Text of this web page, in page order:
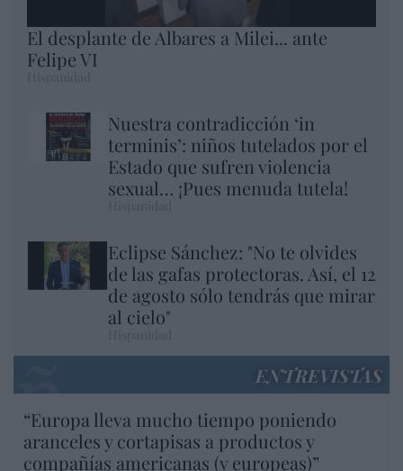
El desplante de Albares a Milei... ante
Felipe VI
Nuestra contradicción ‘in
terminis’: niños tutelados por el
Estado que sufren violencia
sexual… ¡Pues menuda tutela!
Eclipse Sánchez: "No te olvides
de las gafas protectoras. Así, el 12
de agosto sólo tendrás que mirar
al cielo"
ENTREVISTAS
“Europa lleva mucho tiempo poniendo
aranceles y cortapisas a productos y
compañías americanas (y europeas)”